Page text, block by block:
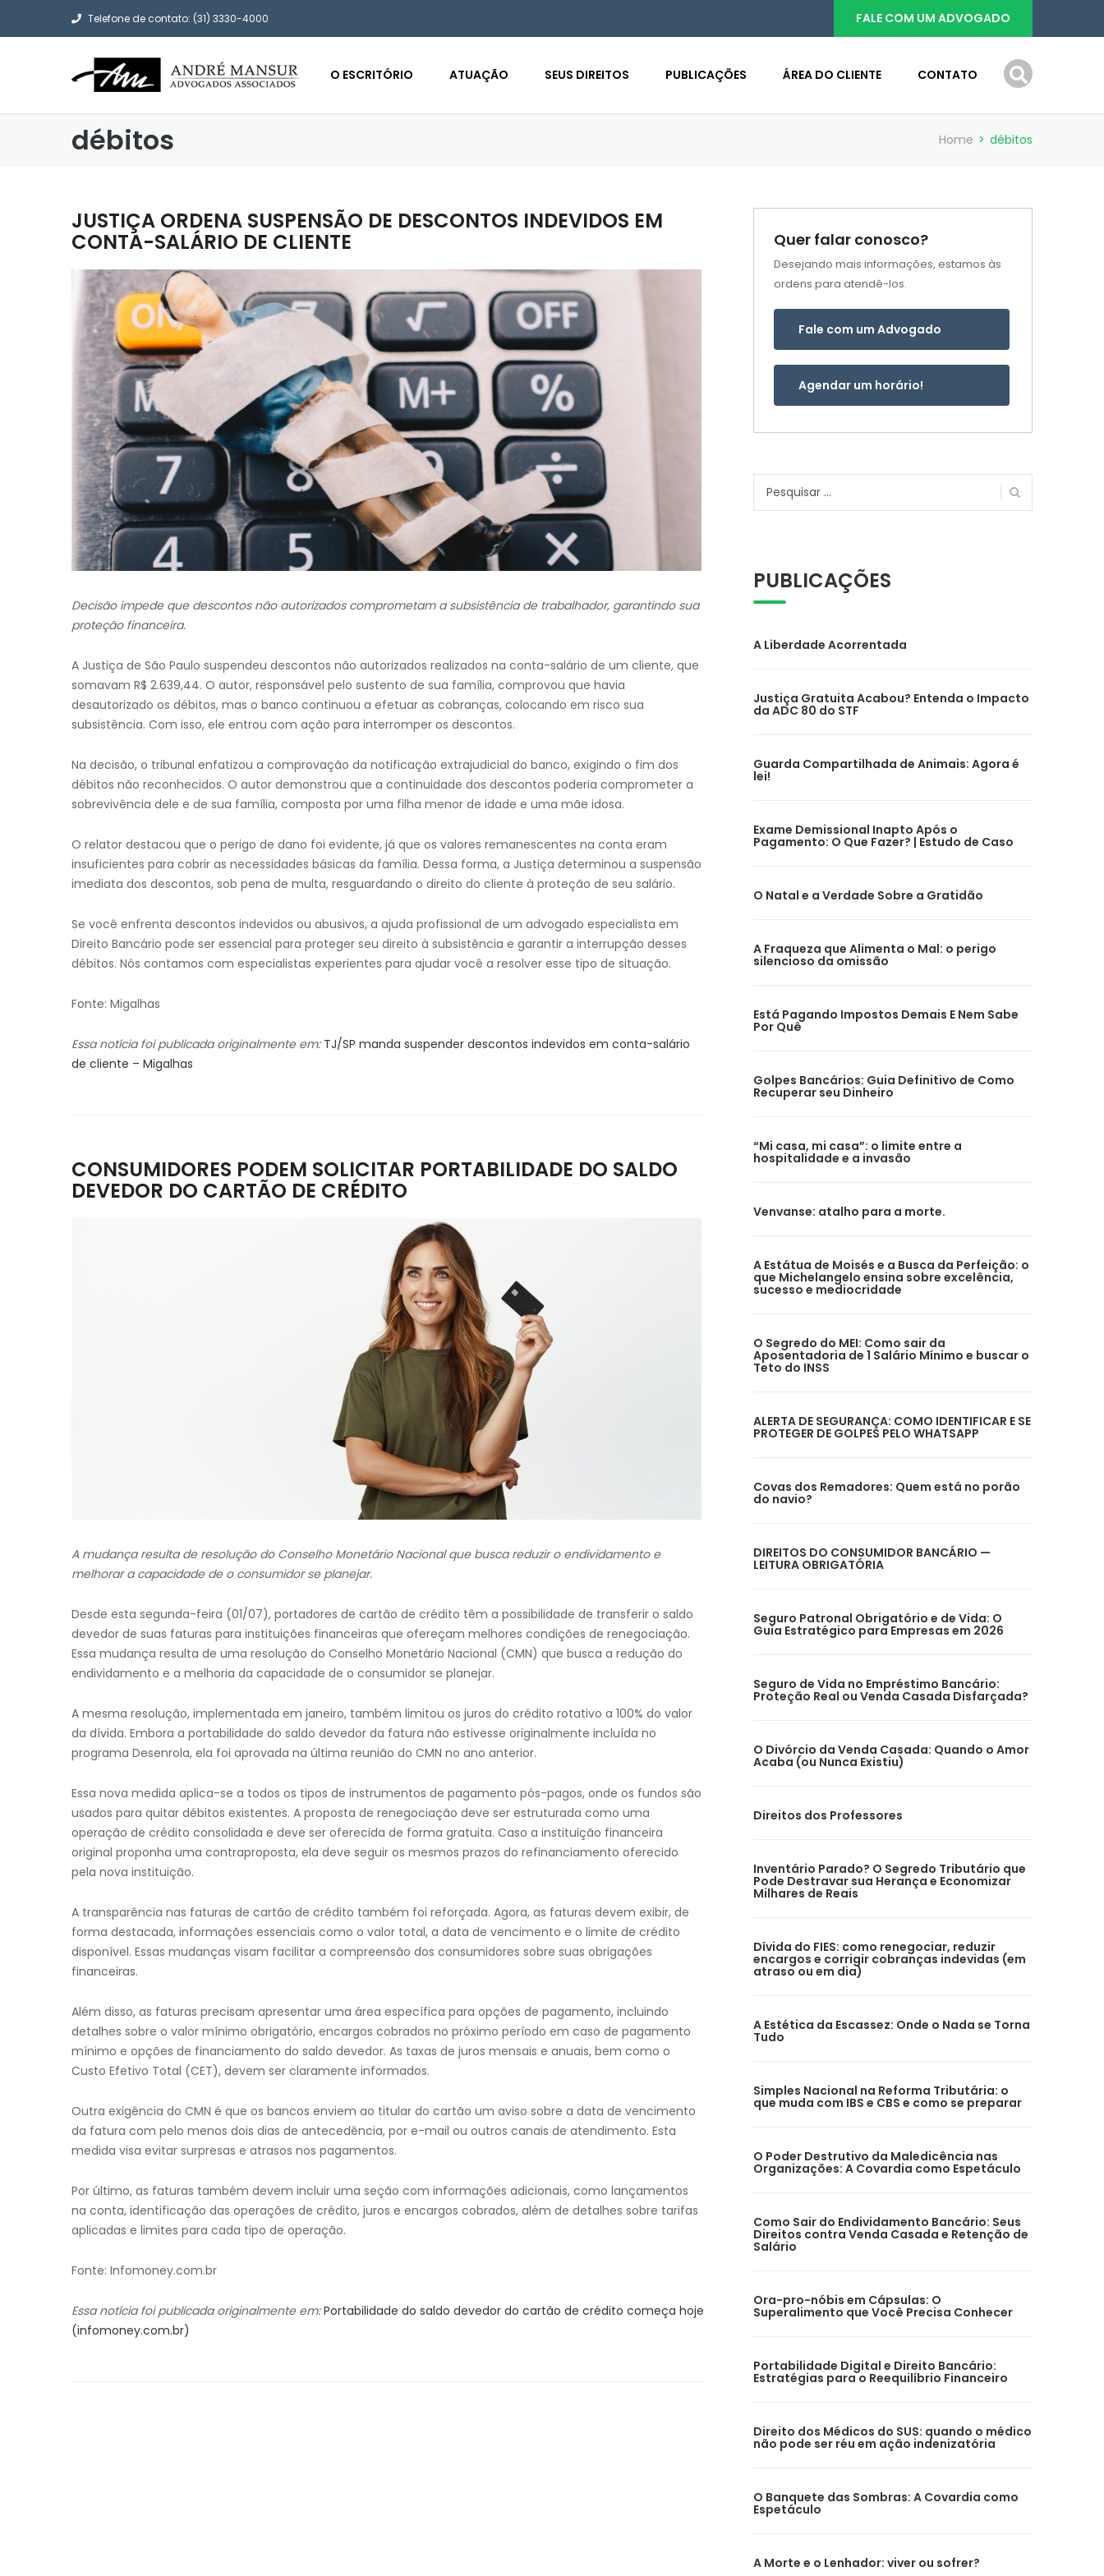
Telefone de contato: (31) 3330-4000 FALE COM UM ADVOGADO
O ESCRITÓRIO ATUAÇÃO SEUS DIREITOS PUBLICAÇÕES ÁREA DO CLIENTE CONTATO
débitos Home > débitos
JUSTIÇA ORDENA SUSPENSÃO DE DESCONTOS INDEVIDOS EM
CONTA-SALÁRIO DE CLIENTE
Decisão impede que descontos não autorizados comprometam a subsistência de trabalhador, garantindo sua
proteção financeira.
A Justiça de São Paulo suspendeu descontos não autorizados realizados na conta-salário de um cliente, que
somavam R$ 2.639,44. O autor, responsável pelo sustento de sua família, comprovou que havia
desautorizado os débitos, mas o banco continuou a efetuar as cobranças, colocando em risco sua
subsistência. Com isso, ele entrou com ação para interromper os descontos.
Na decisão, o tribunal enfatizou a comprovação da notificação extrajudicial do banco, exigindo o fim dos
débitos não reconhecidos. O autor demonstrou que a continuidade dos descontos poderia comprometer a
sobrevivência dele e de sua família, composta por uma filha menor de idade e uma mãe idosa.
O relator destacou que o perigo de dano foi evidente, já que os valores remanescentes na conta eram
insuficientes para cobrir as necessidades básicas da família. Dessa forma, a Justiça determinou a suspensão
imediata dos descontos, sob pena de multa, resguardando o direito do cliente à proteção de seu salário.
Se você enfrenta descontos indevidos ou abusivos, a ajuda profissional de um advogado especialista em
Direito Bancário pode ser essencial para proteger seu direito à subsistência e garantir a interrupção desses
débitos. Nós contamos com especialistas experientes para ajudar você a resolver esse tipo de situação.
Fonte: Migalhas
Essa notícia foi publicada originalmente em: TJ/SP manda suspender descontos indevidos em conta-salário
de cliente – Migalhas
CONSUMIDORES PODEM SOLICITAR PORTABILIDADE DO SALDO
DEVEDOR DO CARTÃO DE CRÉDITO
A mudança resulta de resolução do Conselho Monetário Nacional que busca reduzir o endividamento e
melhorar a capacidade de o consumidor se planejar.
Desde esta segunda-feira (01/07), portadores de cartão de crédito têm a possibilidade de transferir o saldo
devedor de suas faturas para instituições financeiras que ofereçam melhores condições de renegociação.
Essa mudança resulta de uma resolução do Conselho Monetário Nacional (CMN) que busca a redução do
endividamento e a melhoria da capacidade de o consumidor se planejar.
A mesma resolução, implementada em janeiro, também limitou os juros do crédito rotativo a 100% do valor
da dívida. Embora a portabilidade do saldo devedor da fatura não estivesse originalmente incluída no
programa Desenrola, ela foi aprovada na última reunião do CMN no ano anterior.
Essa nova medida aplica-se a todos os tipos de instrumentos de pagamento pós-pagos, onde os fundos são
usados para quitar débitos existentes. A proposta de renegociação deve ser estruturada como uma
operação de crédito consolidada e deve ser oferecida de forma gratuita. Caso a instituição financeira
original proponha uma contraproposta, ela deve seguir os mesmos prazos do refinanciamento oferecido
pela nova instituição.
A transparência nas faturas de cartão de crédito também foi reforçada. Agora, as faturas devem exibir, de
forma destacada, informações essenciais como o valor total, a data de vencimento e o limite de crédito
disponível. Essas mudanças visam facilitar a compreensão dos consumidores sobre suas obrigações
financeiras.
Além disso, as faturas precisam apresentar uma área específica para opções de pagamento, incluindo
detalhes sobre o valor mínimo obrigatório, encargos cobrados no próximo período em caso de pagamento
mínimo e opções de financiamento do saldo devedor. As taxas de juros mensais e anuais, bem como o
Custo Efetivo Total (CET), devem ser claramente informados.
Outra exigência do CMN é que os bancos enviem ao titular do cartão um aviso sobre a data de vencimento
da fatura com pelo menos dois dias de antecedência, por e-mail ou outros canais de atendimento. Esta
medida visa evitar surpresas e atrasos nos pagamentos.
Por último, as faturas também devem incluir uma seção com informações adicionais, como lançamentos
na conta, identificação das operações de crédito, juros e encargos cobrados, além de detalhes sobre tarifas
aplicadas e limites para cada tipo de operação.
Fonte: Infomoney.com.br
Essa notícia foi publicada originalmente em: Portabilidade do saldo devedor do cartão de crédito começa hoje
(infomoney.com.br)
Quer falar conosco?
Desejando mais informações, estamos às
ordens para atendê-los.
Fale com um Advogado
Agendar um horário!
Pesquisar
PUBLICAÇÕES
A Liberdade Acorrentada
Justiça Gratuita Acabou? Entenda o Impacto
da ADC 80 do STF
Guarda Compartilhada de Animais: Agora é
lei!
Exame Demissional Inapto Após o
Pagamento: O Que Fazer? | Estudo de Caso
O Natal e a Verdade Sobre a Gratidão
A Fraqueza que Alimenta o Mal: o perigo
silencioso da omissão
Está Pagando Impostos Demais E Nem Sabe
Por Quê
Golpes Bancários: Guia Definitivo de Como
Recuperar seu Dinheiro
“Mi casa, mi casa”: o limite entre a
hospitalidade e a invasão
Venvanse: atalho para a morte.
A Estátua de Moisés e a Busca da Perfeição: o
que Michelangelo ensina sobre excelência,
sucesso e mediocridade
O Segredo do MEI: Como sair da
Aposentadoria de 1 Salário Mínimo e buscar o
Teto do INSS
ALERTA DE SEGURANÇA: COMO IDENTIFICAR E SE
PROTEGER DE GOLPES PELO WHATSAPP
Covas dos Remadores: Quem está no porão
do navio?
DIREITOS DO CONSUMIDOR BANCÁRIO —
LEITURA OBRIGATÓRIA
Seguro Patronal Obrigatório e de Vida: O
Guia Estratégico para Empresas em 2026
Seguro de Vida no Empréstimo Bancário:
Proteção Real ou Venda Casada Disfarçada?
O Divórcio da Venda Casada: Quando o Amor
Acaba (ou Nunca Existiu)
Direitos dos Professores
Inventário Parado? O Segredo Tributário que
Pode Destravar sua Herança e Economizar
Milhares de Reais
Dívida do FIES: como renegociar, reduzir
encargos e corrigir cobranças indevidas (em
atraso ou em dia)
A Estética da Escassez: Onde o Nada se Torna
Tudo
Simples Nacional na Reforma Tributária: o
que muda com IBS e CBS e como se preparar
O Poder Destrutivo da Maledicência nas
Organizações: A Covardia como Espetáculo
Como Sair do Endividamento Bancário: Seus
Direitos contra Venda Casada e Retenção de
Salário
Ora-pro-nóbis em Cápsulas: O
Superalimento que Você Precisa Conhecer
Portabilidade Digital e Direito Bancário:
Estratégias para o Reequilíbrio Financeiro
Direito dos Médicos do SUS: quando o médico
não pode ser réu em ação indenizatória
O Banquete das Sombras: A Covardia como
Espetáculo
A Morte e o Lenhador: viver ou sofrer?